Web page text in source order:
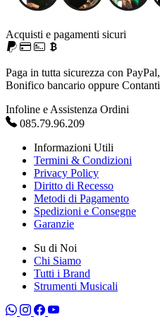
Acquisti e pagamenti sicuri
Paga in tutta sicurezza con
Bonifico bancario oppure
Infoline e Assistenza Ordini
085.79.96.209
Informazioni Utili
Termini & Condizioni
Privacy Policy
Diritto di Recesso
Metodi di Pagamento
Spedizioni e Consegne
Garanzie
Su di Noi
Chi Siamo
Tutti i Brand
Strumenti Musicali